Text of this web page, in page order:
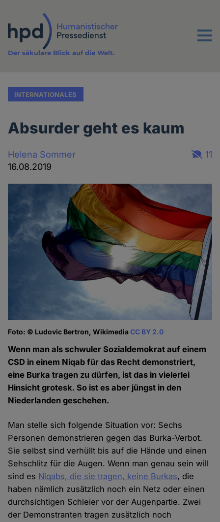
Inhalt
Menu
Der säkulare Blick auf die Welt.
INTERNATIONALES
Absurder geht es kaum
Helena Sommer
16.08.2019
11
Foto: © Ludovic Bertron, WikimediaCC BY 2.0
Wenn man als schwuler Sozialdemokrat auf einem
CSD in einem Niqab für das Recht demonstriert,
eine Burka tragen zu dürfen, ist das in vielerlei
Hinsicht grotesk. So ist es aber jüngst in den
Niederlanden geschehen.
Man stelle sich folgende Situation vor: Sechs
Personen demonstrieren gegen das Burka-Verbot.
Sie selbst sind verhüllt bis auf die Hände und einen
Sehschlitz für die Augen. Wenn man genau sein will
sind es Niqabs, die sie tragen, keine Burkas, die
haben nämlich zusätzlich noch ein Netz oder einen
durchsichtigen Schleier vor der Augenpartie. Zwei
der Demonstranten tragen zusätzlich noch